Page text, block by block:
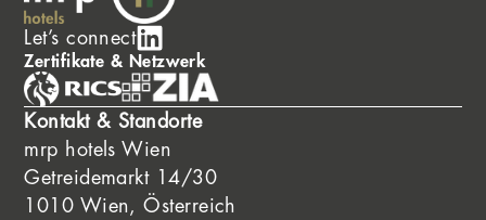
Let’s connect
Zertifikate & Netzwerk
Kontakt & Standorte
mrp hotels Wien
Getreidemarkt 14/30
1010 Wien, Österreich